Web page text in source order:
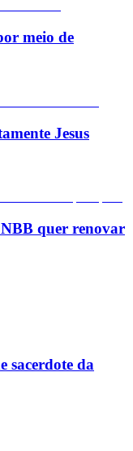
meio de
Jesus
quer renovar
sacerdote da